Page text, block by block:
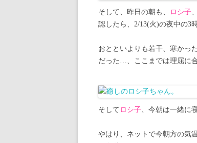
そして、昨日の朝も、 ロシ子
認したら、2/13(火)の夜中の3
おとといよりも若干、寒かっ
だった…、ここまでは理屈に
そして ロシ子、今朝は一緒に
やはり、ネットで今朝方の気